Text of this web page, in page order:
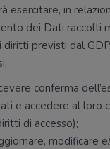
esercitare, in
dei Dati raccolti
diritti previsti dal
conferma
e accedere al loro
di accesso);
modificare